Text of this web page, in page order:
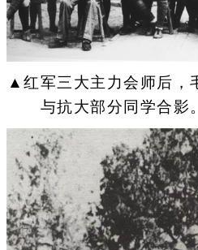
▲红军三大主力会师后，
与抗大部分同学合影